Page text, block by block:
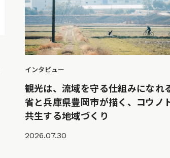
インタビュー
観光は、流域を守る仕組みになれ
省と兵庫県豊岡市が描く、コウノ
共生する地域づくり
2026.07.30